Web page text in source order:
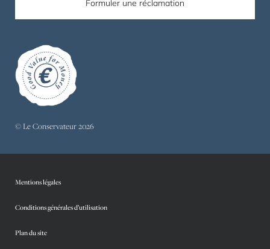
Formuler une réclamation
© Le Conservateur 2026
Mentions légales
Conditions générales d’utilisation
Plan du site